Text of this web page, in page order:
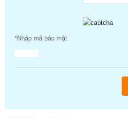
*Nhập mã bảo mật